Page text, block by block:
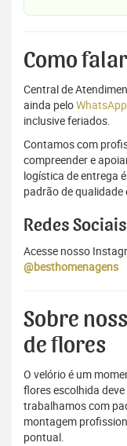
Como
Central de
ainda peloWhatsApp
inclusive feriados.
Contamos com
compreender e
logística de entrega
padrão de
Redes Sociais
Acesse nosso
@besthomenagens
Sobre
de flores
O velório é um
flores escolhida
trabalhamos com
montagem
pontual.